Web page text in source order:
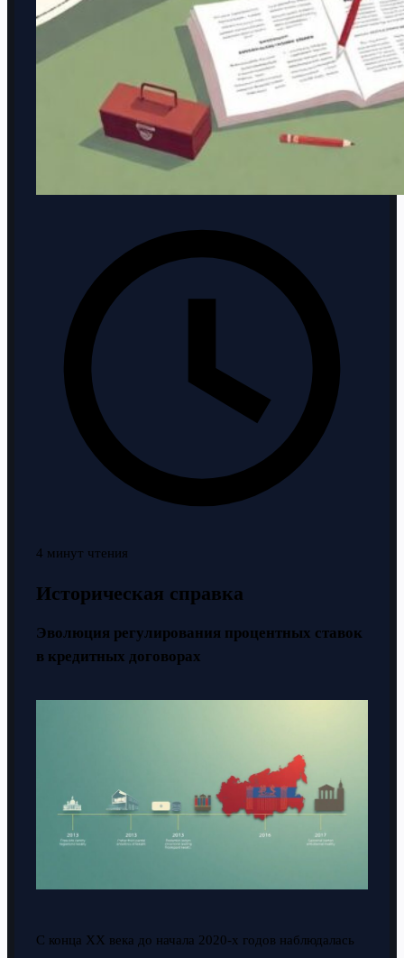
4 минут чтения
Историческая справка
Эволюция регулирования процентных ставок
в кредитных договорах
С конца XX века до начала 2020-х годов наблюдалась